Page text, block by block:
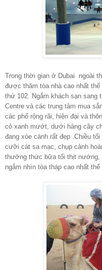
Trong thời gian ở Dubai ngoài
được thăm tòa nhà cao nhất
thứ 102. Ngắm khách sạn sang
Centre và các trung tâm mua
các phố rộng rãi, hiện đại và
cỏ xanh mướt, dưới hàng cây
đang xòe cánh rất đẹp .Chiều
cưỡi cát sa mạc, chụp cảnh
thưởng thức bữa tối thịt nướng,
ngắm nhìn tòa tháp cao nhất thế